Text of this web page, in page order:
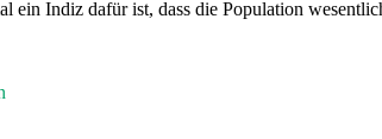
Indiz dafür ist, dass die Population